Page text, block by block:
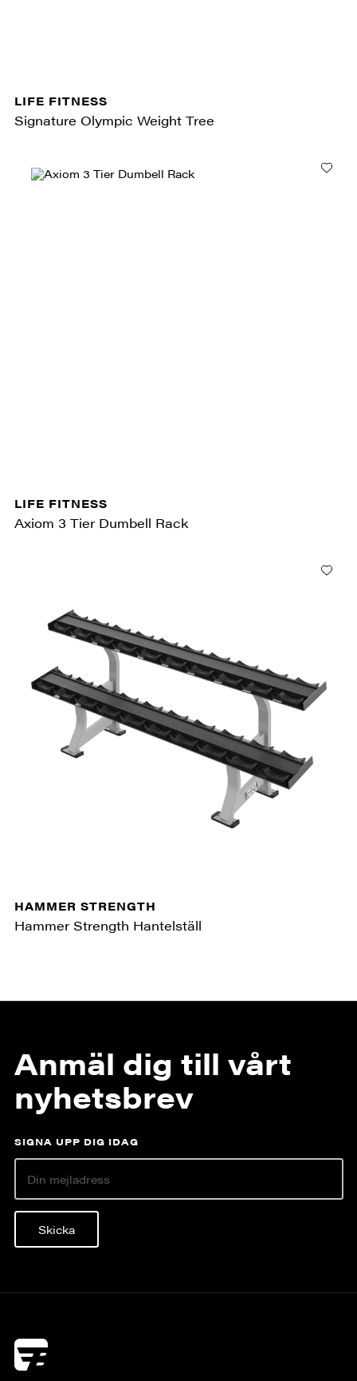
LIFE FITNESS
Signature Olympic Weight Tree
LIFE FITNESS
Axiom 3 Tier Dumbell Rack
HAMMER STRENGTH
Hammer Strength Hantelställ
Anmäl dig till vårt
nyhetsbrev
SIGNA UPP DIG IDAG
Skicka